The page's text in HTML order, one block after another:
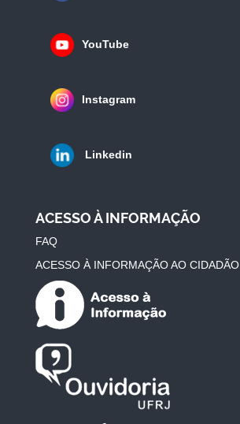
YouTube
Instagram
Linkedin
ACESSO À INFORMAÇÃO
FAQ
ACESSO À INFORMAÇÃO AO CIDADÃO